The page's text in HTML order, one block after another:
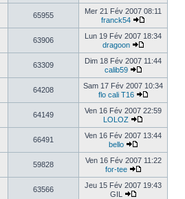
65955
Mer 21 Fév 2007 08:11
franck54
63906
Lun 19 Fév 2007 18:34
dragoon
63309
Dim 18 Fév 2007 11:44
calib59
64208
Sam 17 Fév 2007 10:34
flo cali T16
64149
Ven 16 Fév 2007 22:59
LOLOZ
66491
Ven 16 Fév 2007 13:44
bello
59828
Ven 16 Fév 2007 11:22
for-tee
63566
Jeu 15 Fév 2007 19:43
GIL